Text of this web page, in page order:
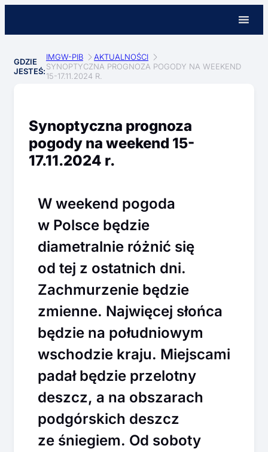
GDZIE
JESTEŚ:
IMGW-PIB
AKTUALNOŚCI
SYNOPTYCZNA PROGNOZA POGODY NA WEEKEND
15-17.11.2024 R.
Synoptyczna prognoza
pogody na weekend 15-
17.11.2024 r.
W weekend pogoda
w Polsce będzie
diametralnie różnić się
od tej z ostatnich dni.
Zachmurzenie będzie
zmienne. Najwięcej słońca
będzie na południowym
wschodzie kraju. Miejscami
padał będzie przelotny
deszcz, a na obszarach
podgórskich deszcz
ze śniegiem. Od soboty